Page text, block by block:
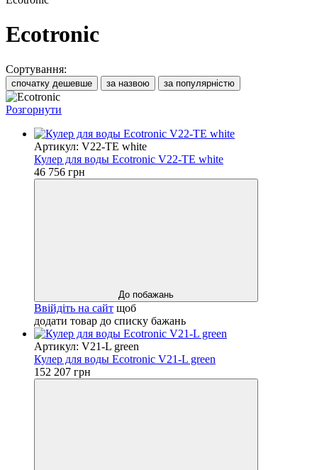
Ecotronic
Сортування:
спочатку дешевше за назвою за популярністю
Розгорнути
Артикул: V22-TE white
Кулер для воды Ecotronic V22-TE white
46 756 грн
До побажань
Ввійдіть на сайт щоб
додати товар до списку бажань
Артикул: V21-L green
Кулер для воды Ecotronic V21-L green
152 207 грн